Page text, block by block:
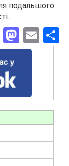
подальшого
Facebook